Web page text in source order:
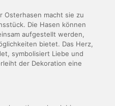
Osterhasen macht sie zu
Die Hasen können
aufgestellt werden,
bietet. Das Herz,
symbolisiert Liebe und
der Dekoration eine